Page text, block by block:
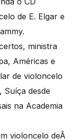
de E. Elgar e
ministra
Américas e
de violoncelo
Suíça desde
na Academia
violoncelo deÂ